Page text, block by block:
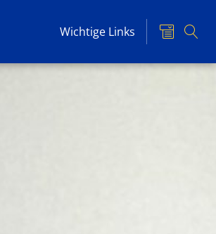
Wichtige Links